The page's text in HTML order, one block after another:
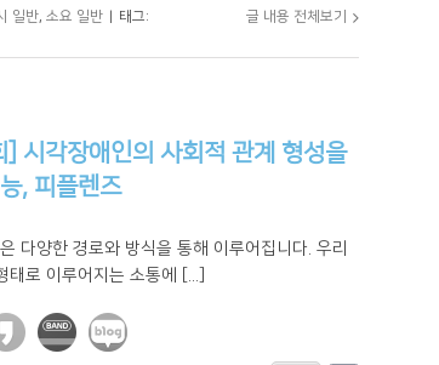
일반, 소요 일반
태그:
글 내용 전체보기
] 시각장애인의 사회적 관계 형성을
, 피플렌즈
다양한 경로와 방식을 통해 이루어집니다. 우리
태로 이루어지는 소통에 [...]